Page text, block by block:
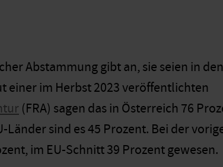
Abstammung gibt an, sie seien in
einer im Herbst 2023 veröffentlichten
(FRA) sagen das in Österreich 76
sind es 45 Prozent. Bei der
im EU-Schnitt 39 Prozent gewesen.